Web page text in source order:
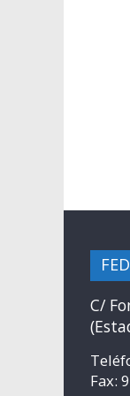
C/
Fax: